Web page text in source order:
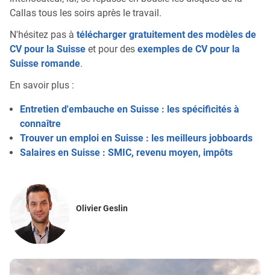
Callas tous les soirs après le travail.
N'hésitez pas à télécharger gratuitement des modèles de
CV pour la Suisse et pour des exemples de CV pour la
Suisse romande.
En savoir plus :
Entretien d'embauche en Suisse : les spécificités à
connaître
Trouver un emploi en Suisse : les meilleurs jobboards
Salaires en Suisse : SMIC, revenu moyen, impôts
Olivier Geslin